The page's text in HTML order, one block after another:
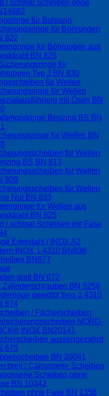
/ schmal Scheiben ohne
für Bohrung
für Bohrungen
822
für Bohrungen aus
BN 826
für
Typ J BN 830
für Wellen
für Wellen
mit Ösen BN
Benzing BS BN
für Wellen BN
für Wellen
BS BN 813
für Wellen
809
für Wellen
Nut BN 833
für Wellen aus
BN 825
/ schmal Scheiben mit Fase
Edelstahl / INOX A2
INOX 1.4310 BN838
BN677
glatt BN 672
Zylinderschrauben BN 5258
gewölbt Inox 1.4310
674
/ Fächerscheiben
NORD-
INOX BN20141
aussengezahnt
675
BN 20041
breit / Carrosserie Scheiben
Scheiben ohne
BN 10342
ohne Fase BN 1356